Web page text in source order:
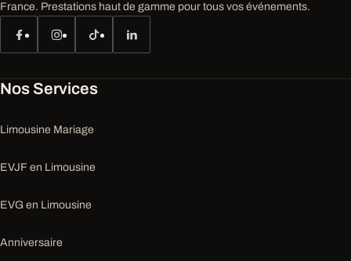
France. Prestations haut de gamme pour tous vos événements.
Nos Services
Limousine Mariage
EVJF en Limousine
EVG en Limousine
Anniversaire